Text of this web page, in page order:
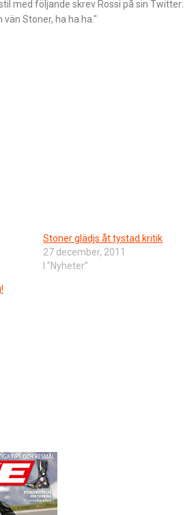
med följande skrev Rossi på sin Twitter:
Stoner, ha ha ha."
Stoner glädjs åt tystad kritik
27 december, 2011
I ”Nyheter”